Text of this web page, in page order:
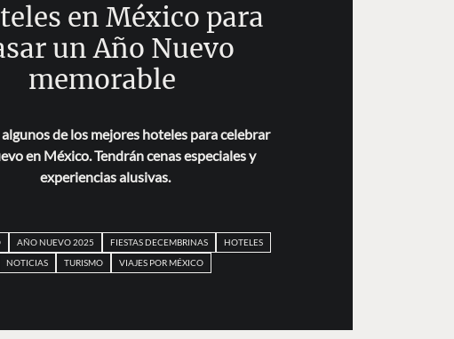
en México para
un Año Nuevo
memorable
de los mejores hoteles para celebrar
en México. Tendrán cenas especiales y
experiencias alusivas.
AÑO NUEVO 2025 FIESTAS DECEMBRINAS
HOTELES
NOTICIAS
TURISMO VIAJES POR MÉXICO